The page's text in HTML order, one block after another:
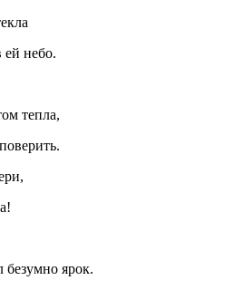
ей небо.
тепла,
ярок.